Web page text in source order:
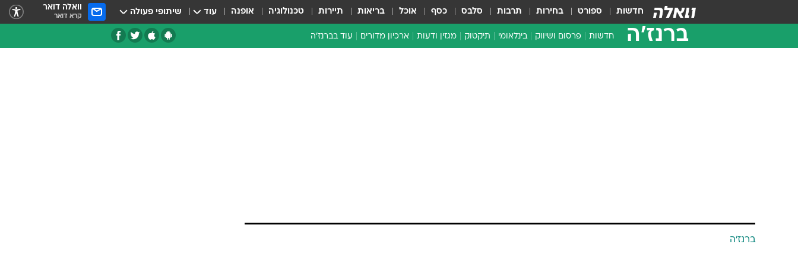
חדשות ספורט בחירות תרבות סלבס כסף אוכל בריאות תיירות טכנולוגיה אופנה עוד שיתופי פעולה וואלה דואר
קרא דואר
ברנז'ה חדשות פרסום ושיווק בינלאומי תיקטוק מגזין ודעות ארכיון מדורים עוד בברנז'ה
ברנז'ה